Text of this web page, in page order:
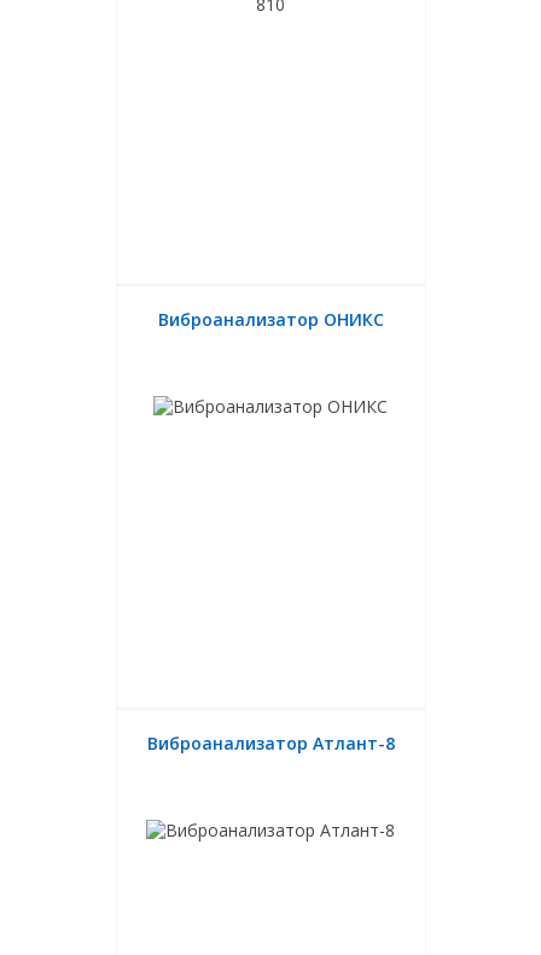
Виброанализатор ОНИКС
Виброанализатор Атлант-8